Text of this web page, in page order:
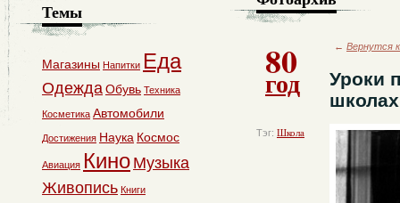
80
год
Тэг: Школа
← Вернутся
Уроки
Темы
Магазины Напитки Еда
ОдеждаОбувь Техника
Косметика Автомобили
Достижения Наука Космос
Авиация Кино Музыка
Живопись Книги